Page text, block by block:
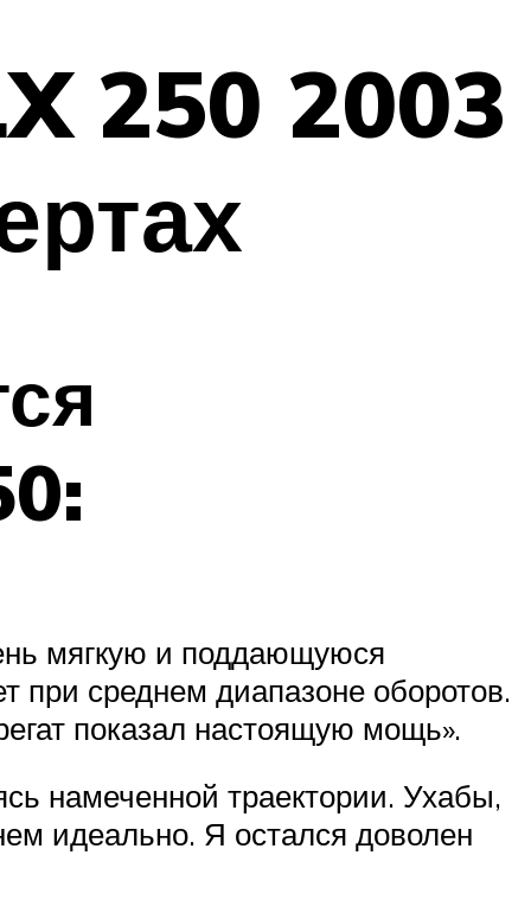
250 2003
мягкую и поддающуюся
при среднем диапазоне оборотов.
показал настоящую мощь».
намеченной траектории. Ухабы,
идеально. Я остался доволен